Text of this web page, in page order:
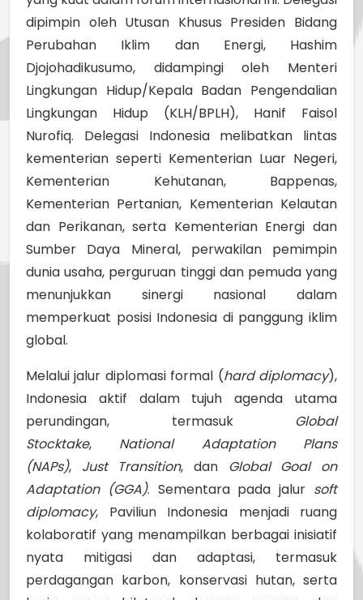
dipimpin oleh Utusan Khusus Presiden Bidang
Perubahan Iklim dan Energi, Hashim
Djojohadikusumo, didampingi oleh Menteri
Lingkungan Hidup/Kepala Badan Pengendalian
Lingkungan Hidup (KLH/BPLH), Hanif Faisol
Nurofiq. Delegasi Indonesia melibatkan lintas
kementerian seperti Kementerian Luar Negeri,
Kementerian Kehutanan, Bappenas,
Kementerian Pertanian, Kementerian Kelautan
dan Perikanan, serta Kementerian Energi dan
Sumber Daya Mineral, perwakilan pemimpin
dunia usaha, perguruan tinggi dan pemuda yang
menunjukkan sinergi nasional dalam
memperkuat posisi Indonesia di panggung iklim
global.
Melalui jalur diplomasi formal (hard diplomacy),
Indonesia aktif dalam tujuh agenda utama
perundingan, termasuk Global
Stocktake, National Adaptation Plans
(NAPs), Just Transition, dan
Global Goal on
Adaptation (GGA). Sementara pada jalur soft
diplomacy, Paviliun Indonesia menjadi ruang
kolaboratif yang menampilkan berbagai inisiatif
nyata mitigasi dan adaptasi, termasuk
perdagangan karbon, konservasi hutan, serta